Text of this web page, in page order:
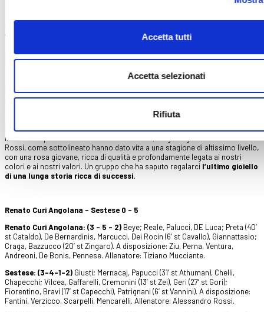
Accetta tutti
Accetta selezionati
Rifiuta
federali nelle diverse categorie, ha saputo comunque valorizzare una rosa
difensore professionista e ora tecnico carismatico della Juniores. Il
playoff vinti con autorevolezza e una fase nazionale superata con
Club Palermo.
I nostri ragazzi, invece, sono approdati per la prima volta alla Finale
Scudetto Juniores, e lo hanno fatto al termine di un cammino pressochè
perfetto, macchiato da una sola sconfitta in 37 gare giocate. Dopo i titoli
italiani conquistati con Allievi e Giovanissimi, i ragazzi guidati da Alessandro
Rossi, come sottolineato hanno dato vita a una stagione di altissimo livello,
con una rosa giovane, ricca di qualità e profondamente legata ai nostri
colori e ai nostri valori. Un gruppo che ha saputo regalarci l’ultimo gioiello
di una lunga storia ricca di successi.
Renato Curi Angolana – Sestese 0 - 5
Renato Curi Angolana: (3 – 5 – 2) Beye; Reale, Palucci, DE Luca; Preta (40’
st Cataldo), De Bernardinis, Marcucci, Dei Rocin (6’ st Cavallo), Giannattasio;
Craga, Bazzucco (20’ st Zingaro). A disposizione: Ziu, Perna, Ventura,
Andreoni, De Bonis, Pennese. Allenatore: Tiziano Mucciante.
Sestese: (3-4-1-2) Giusti; Mernacaj, Papucci (31’ st Athuman), Chelli,
Chapecchi; Vilcea, Gaffarelli, Cremonini (13’ st Zei), Geri (27’ st Gori);
Fiorentino, Bravi (17’ st Capecchi), Patrignani (6’ st Vannini). A disposizione:
Fantini, Verzicco, Scarpelli, Mencarelli. Allenatore: Alessandro Rossi.